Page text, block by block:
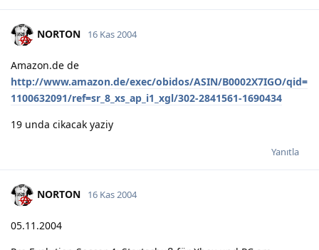
NORTON 16 Kas 2004
Amazon.de de
http://www.amazon.de/exec/obidos/ASIN/B0002X7IGO/qid=
1100632091/ref=sr_8_xs_ap_i1_xgl/302-2841561-1690434
19 unda cikacak yaziy
Yanıtla
NORTON 16 Kas 2004
05.11.2004